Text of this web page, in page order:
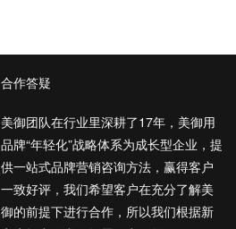
合作答疑
美御团队在行业里深耕了17年，美御用
品牌“年轻化”战略体系为成长型企业，提
供一站式品牌营销咨询方法，赢得客户
一致好评，我们希望客户在充分了解美
御的前提下进行合作，所以我们根据新